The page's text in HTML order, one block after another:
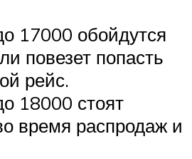
17000 обойдутся
повезет попасть
рейс.
18000 стоят
время распродаж и